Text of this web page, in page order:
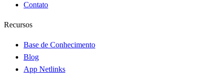
Contato
Recursos
Base de Conhecimento
Blog
App Netlinks